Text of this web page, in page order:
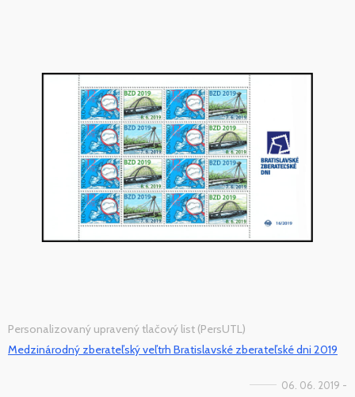
Personalizovaný upravený tlačový list (PersUTL)
Medzinárodný zberateľský veľtrh Bratislavské zberateľské dni 2019
06. 06. 2019 -